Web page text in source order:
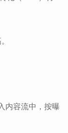
内容流中，按曝